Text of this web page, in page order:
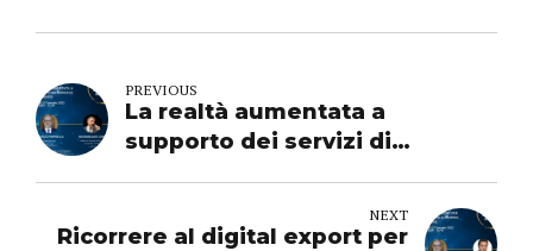
PREVIOUS
La realtà aumentata a
supporto dei servizi di
NEXT
Ricorrere al digital export per